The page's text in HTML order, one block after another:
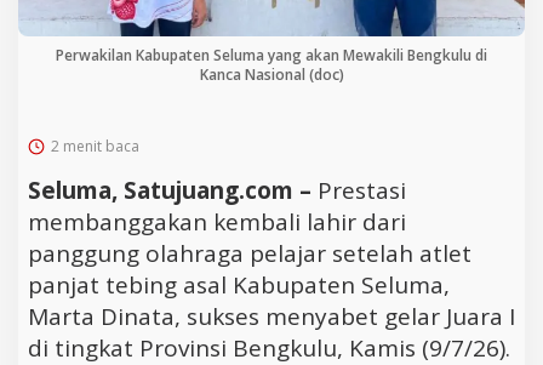
Perwakilan Kabupaten Seluma yang akan Mewakili Bengkulu di
Kanca Nasional (doc)
2 menit baca
Seluma, Satujuang.com – Prestasi
membanggakan kembali lahir dari
panggung olahraga pelajar setelah atlet
panjat tebing asal Kabupaten Seluma,
Marta Dinata, sukses menyabet gelar Juara I
di tingkat Provinsi Bengkulu, Kamis (9/7/26).